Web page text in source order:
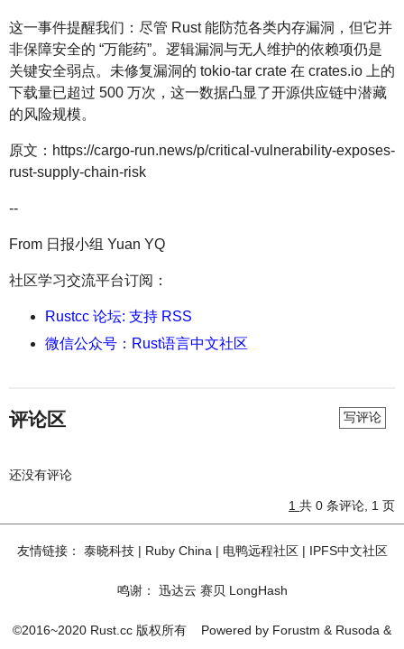
这一事件提醒我们：尽管 Rust 能防范各类内存漏洞，但它并
非保障安全的 “万能药”。逻辑漏洞与无人维护的依赖项仍是
关键安全弱点。未修复漏洞的 tokio-tar crate 在 crates.io 上的
下载量已超过 500 万次，这一数据凸显了开源供应链中潜藏
的风险规模。
原文：https://cargo-run.news/p/critical-vulnerability-exposes-
rust-supply-chain-risk
--
From 日报小组 Yuan YQ
社区学习交流平台订阅：
Rustcc 论坛: 支持 RSS
微信公众号：Rust语言中文社区
评论区 写评论
还没有评论
1 共 0 条评论, 1 页
友情链接： 泰晓科技| Ruby China | 电鸭远程社区| IPFS中文社区
鸣谢： 迅达云 赛贝 LongHash
©2016~2020 Rust.cc 版权所有 Powered by Forustm & Rusoda &